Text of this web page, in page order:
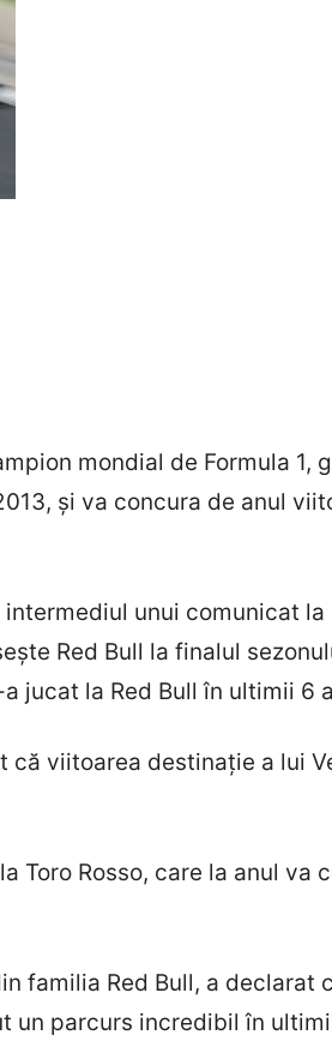
mondial de Formula 1,
și va concura de anul
unui comunicat
Red Bull la finalul
jucat la Red Bull în ultimii 6
că viitoarea destinație a lui
Toro Rosso, care la anul va
familia Red Bull, a
un parcurs incredibil în